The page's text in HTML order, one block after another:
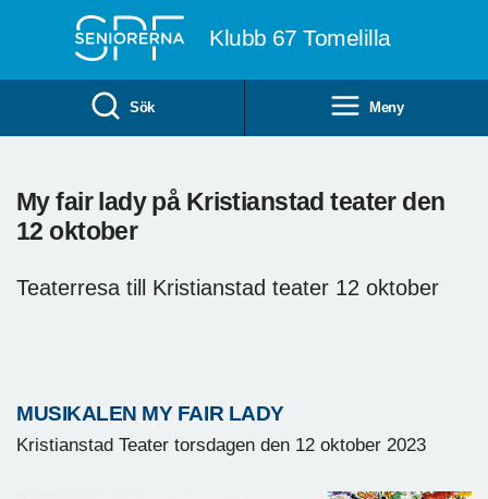
Klubb 67 Tomelilla
Sök Meny
My fair lady på Kristianstad teater den
12 oktober
Teaterresa till Kristianstad teater 12 oktober
MUSIKALEN MY FAIR LADY
Kristianstad Teater torsdagen den 12 oktober 2023